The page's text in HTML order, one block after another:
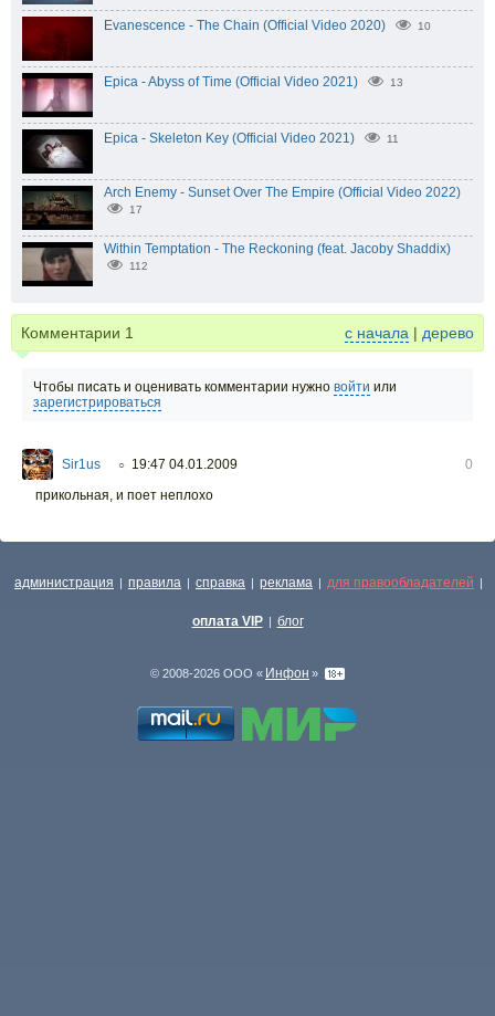
Evanescence - The Chain (Official Video 2020) 10
Epica - Abyss of Time (Official Video 2021) 13
Epica - Skeleton Key (Official Video 2021) 11
Arch Enemy - Sunset Over The Empire (Official Video 2022)
17
Within Temptation - The Reckoning (feat. Jacoby Shaddix)
112
Комментарии 1 с начала | дерево
Чтобы писать и оценивать комментарии нужно войти или
зарегистрироваться
Sir1us ○ 19:47 04.01.2009
0
прикольная, и поет неплохо
администрация | правила | справка | реклама | для правообладателей |
оплата VIP | блог
© 2008-2026 ООО « Инфон »